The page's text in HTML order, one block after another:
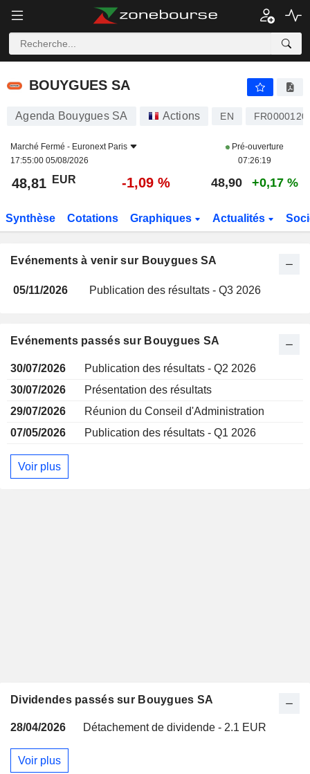
BOUYGUES SA
BOUYGUES SA
Agenda Bouygues SA Actions EN
Marché Fermé - Euronext Paris
17:55:00 05/08/2026
Pré-ouverture
07:26:19
48,81 EUR -1,09 % 48,90 +0,17 %
Synthèse Cotations Graphiques Actualités
Evénements à venir sur Bouygues SA
05/11/2026 Publication des résultats - Q3 2026
Evénements passés sur Bouygues SA
30/07/2026
Publication des résultats - Q2 2026
30/07/2026
Présentation des résultats
29/07/2026
Réunion du Conseil d'Administration
07/05/2026
Publication des résultats - Q1 2026
Voir plus
Dividendes passés sur Bouygues SA
28/04/2026 Détachement de dividende - 2.1 EUR
Voir plus